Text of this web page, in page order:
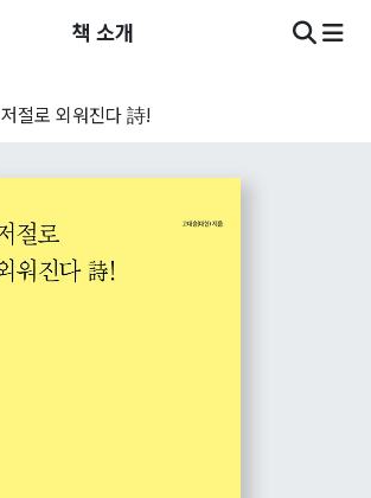
책 소개
저절로 외워진다 詩!